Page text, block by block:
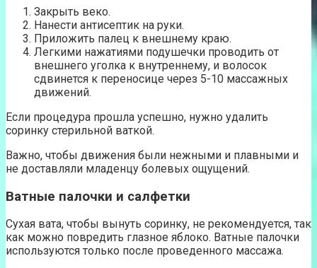
Закрыть веко.
Нанести антисептик на руки.
Приложить палец к внешнему краю.
Легкими нажатиями подушечки проводить от
внешнего уголка к внутреннему, и волосок
сдвинется к переносице через 5-10 массажных
движений.
Если процедура прошла успешно, нужно удалить
соринку стерильной ваткой.
Важно, чтобы движения были нежными и плавными и
не доставляли младенцу болевых ощущений.
Ватные палочки и салфетки
Сухая вата, чтобы вынуть соринку, не рекомендуется, так
как можно повредить глазное яблоко. Ватные палочки
используются только после проведенного массажа.